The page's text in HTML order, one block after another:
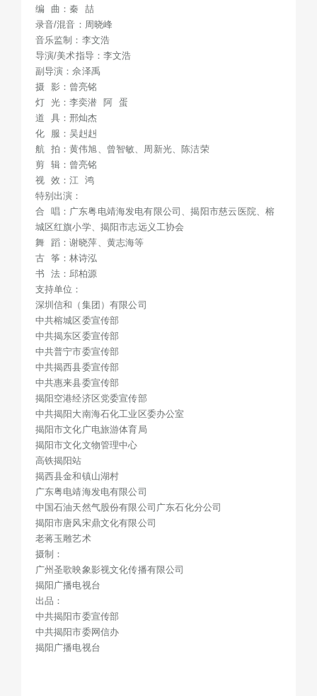
编 曲：秦 喆
录音/混音：周晓峰
音乐监制：李文浩
导演/美术指导：李文浩
副导演：佘泽禹
摄 影：曾亮铭
灯 光：李奕潜 阿 蛋
道 具：邢灿杰
化 服：吴赳赳
航 拍：黄伟旭、曾智敏、周新光、陈洁荣
剪 辑：曾亮铭
视 效：江 鸿
特别出演：
合 唱：广东粤电靖海发电有限公司、揭阳市慈云医院、榕
城区红旗小学、揭阳市志远义工协会
舞 蹈：谢晓萍、黄志海等
古 筝：林诗泓
书 法：邱柏源
支持单位：
深圳信和（集团）有限公司
中共榕城区委宣传部
中共揭东区委宣传部
中共普宁市委宣传部
中共揭西县委宣传部
中共惠来县委宣传部
揭阳空港经济区党委宣传部
中共揭阳大南海石化工业区委办公室
揭阳市文化广电旅游体育局
揭阳市文化文物管理中心
高铁揭阳站
揭西县金和镇山湖村
广东粤电靖海发电有限公司
中国石油天然气股份有限公司广东石化分公司
揭阳市唐风宋鼎文化有限公司
老蒋玉雕艺术
摄制：
广州圣歌映象影视文化传播有限公司
揭阳广播电视台
出品：
中共揭阳市委宣传部
中共揭阳市委网信办
揭阳广播电视台